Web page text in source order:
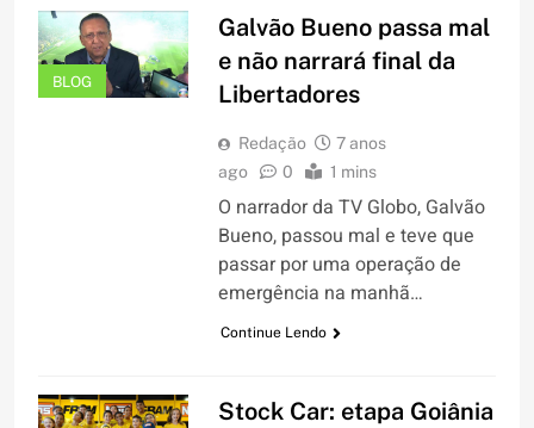
BLOG
Galvão Bueno passa mal
e não narrará final da
Libertadores
Redação
7 anos
ago
0 1 mins
O narrador da TV Globo, Galvão
Bueno, passou mal e teve que
passar por uma operação de
emergência na manhã…
Continue Lendo
Stock Car: etapa Goiânia